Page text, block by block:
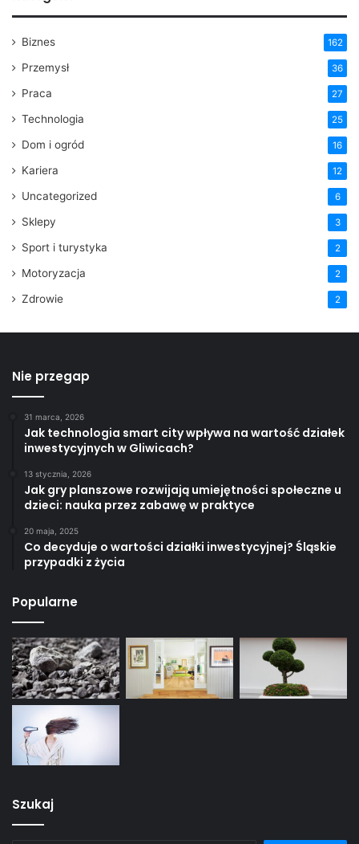
Biznes 162
Przemysł 36
Praca 27
Technologia 25
Dom i ogród 16
Kariera 12
Uncategorized 6
Sklepy 3
Sport i turystyka 2
Motoryzacja 2
Zdrowie 2
Nie przegap
31 marca, 2026
Jak technologia smart city wpływa na wartość działek
inwestycyjnych w Gliwicach?
13 stycznia, 2026
Jak gry planszowe rozwijają umiejętności społeczne u
dzieci: nauka przez zabawę w praktyce
20 maja, 2025
Co decyduje o wartości działki inwestycyjnej? Śląskie
przypadki z życia
Popularne
Szukaj